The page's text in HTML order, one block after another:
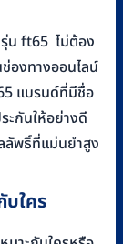
น ft65 ไม่ต้อง
องทางออนไลน์
แบรนด์ที่มีชื่อ
ะกันให้อย่างดี
ลัพธิ์ที่แม่นยำสูง
บใคร